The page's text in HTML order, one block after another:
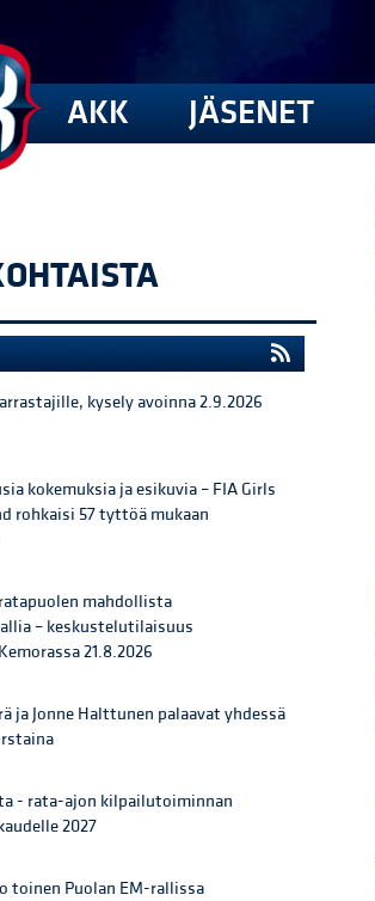
AKK JÄSENET
kysely avoinna 2.9.2026
kokemuksia ja esikuvia – FIA Girls
rohkaisi 57 tyttöä mukaan
mahdollista
– keskustelutilaisuus
21.8.2026
ja Jonne Halttunen palaavat yhdessä
- rata-ajon kilpailutoiminnan
2027
toinen Puolan EM-rallissa